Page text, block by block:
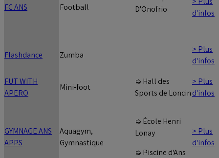
FC ANS Football
D'Onofrio
d'infos
Flashdance Zumba
> Plus
d'infos
FUT WITH
APERO
Mini-foot
➭ Hall des
Sports de Loncin
> Plus
d'infos
GYMNAGE ANS
APPS
Aquagym,
Gymnastique
➭ École Henri
Lonay
➭ Piscine d'Ans
> Plus
d'infos